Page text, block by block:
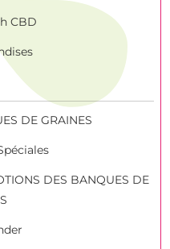
CBD
DE GRAINES
DES BANQUES DE